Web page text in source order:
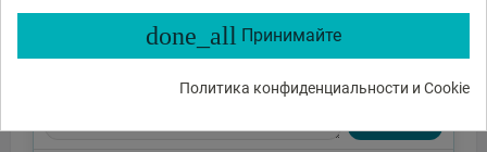
done_all Принимайте
Политика конфиденциальности и Cookie